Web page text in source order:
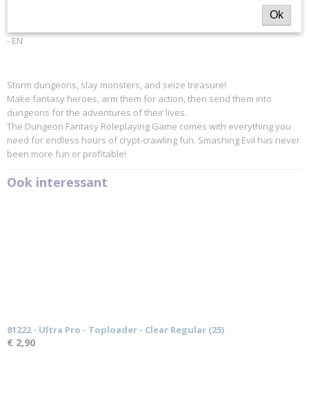
- EN
Storm dungeons, slay monsters, and seize treasure!
Make fantasy heroes, arm them for action, then send them into
dungeons for the adventures of their lives.
The Dungeon Fantasy Roleplaying Game comes with everything you
need for endless hours of crypt-crawling fun. Smashing Evil has never
been more fun or profitable!
Ook interessant
81222 - Ultra Pro - Toploader - Clear Regular (25)
€ 2,90
Ok